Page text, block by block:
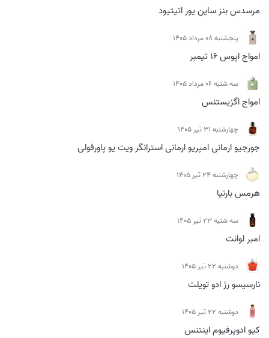
مرسدس بنز ساین یور اتیتیود
پنجشنبه 08 مرداد 1405
امواج اپوس 16 تیمبر
سه شنبه 06 مرداد 1405
امواج اگزیستنس
چهارشنبه 31 تیر 1405
جورجیو ارمانی امپریو ارمانی استرانگر ویت یو پاورفولی
چهارشنبه 24 تیر 1405
هرمس بارنیا
سه شنبه 23 تیر 1405
امبر لوانت
دوشنبه 22 تیر 1405
نارسیسو رژ ادو تویلت
دوشنبه 22 تیر 1405
کیو ادوپرفیوم اینتنس